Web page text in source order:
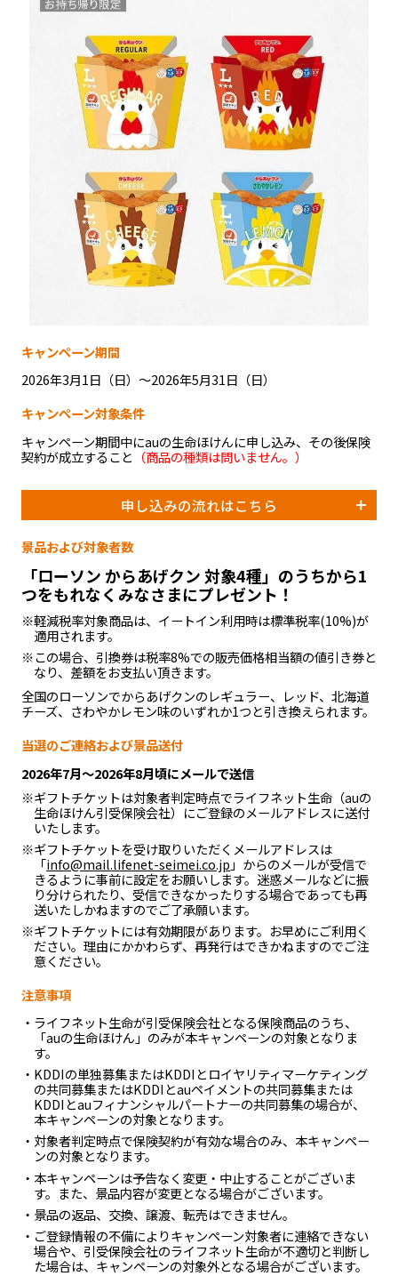
キャンペーン期間
2026年3月1日（日）～2026年5月31日（日）
キャンペーン対象条件
キャンペーン期間中にauの生命ほけんに申し込み、その後保険
契約が成立すること （商品の種類は問いません。）
申し込みの流れはこちら
景品および対象者数
「ローソン からあげクン 対象4種」のうちから1
つをもれなくみなさまにプレゼント！
※軽減税率対象商品は、イートイン利用時は標準税率(10%)が
適用されます。
※この場合、引換券は税率8%での販売価格相当額の値引き券と
なり、差額をお支払い頂きます。
全国のローソンでからあげクンのレギュラー、レッド、北海道
チーズ、さわやかレモン味のいずれか1つと引き換えられます。
当選のご連絡および景品送付
2026年7月～2026年8月頃にメールで送信
※ギフトチケットは対象者判定時点でライフネット生命（auの
生命ほけん引受保険会社）にご登録のメールアドレスに送付
いたします。
※ギフトチケットを受け取りいただくメールアドレスは
「info@mail.lifenet-seimei.co.jp 」からのメールが受信で
きるように事前に設定をお願いします。迷惑メールなどに振
り分けられたり、受信できなかったりする場合であっても再
送いたしかねますのでご了承願います。
※ギフトチケットには有効期限があります。お早めにご利用く
ださい。理由にかかわらず、再発行はできかねますのでご注
意ください。
注意事項
・ライフネット生命が引受保険会社となる保険商品のうち、
「auの生命ほけん」のみが本キャンペーンの対象となりま
す。
・KDDIの単独募集またはKDDIとロイヤリティマーケティング
の共同募集またはKDDIとauペイメントの共同募集または
KDDIとauフィナンシャルパートナーの共同募集の場合が、
本キャンペーンの対象となります。
・対象者判定時点で保険契約が有効な場合のみ、本キャンペー
ンの対象となります。
・本キャンペーンは予告なく変更・中止することがございま
す。また、景品内容が変更となる場合がございます。
・景品の返品、交換、譲渡、転売はできません。
・ご登録情報の不備によりキャンペーン対象者に連絡できない
場合や、引受保険会社のライフネット生命が不適切と判断し
た場合は、キャンペーンの対象外となる場合がございます。